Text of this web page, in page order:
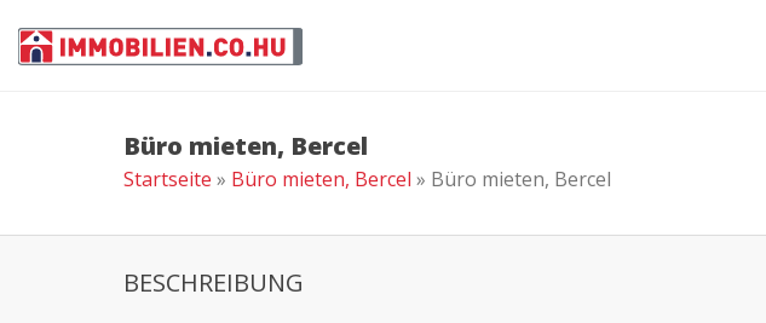
Büro mieten, Bercel
Startseite » Büro mieten, Bercel » Büro mieten, Bercel
BESCHREIBUNG